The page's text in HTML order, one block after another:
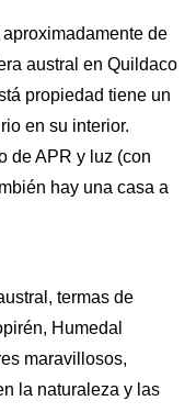
de
austral en Quildaco
propiedad tiene un
en su interior.
de APR y luz (con
hay una casa a
termas de
Humedal
maravillosos,
la naturaleza y las